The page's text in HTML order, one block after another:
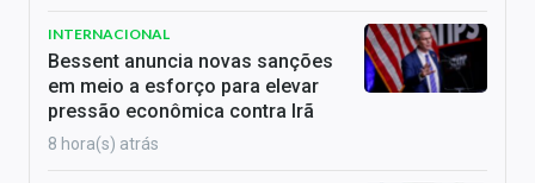
INTERNACIONAL
Bessent anuncia novas sanções
em meio a esforço para elevar
pressão econômica contra Irã
8 hora(s) atrás